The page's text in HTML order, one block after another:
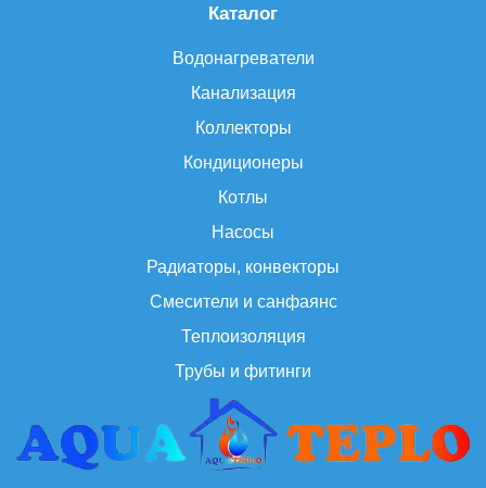
Каталог
Водонагреватели
Канализация
Коллекторы
Кондиционеры
Котлы
Насосы
Радиаторы, конвекторы
Смесители и санфаянс
Теплоизоляция
Трубы и фитинги